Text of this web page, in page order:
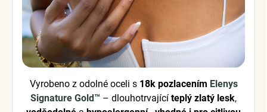
Vyrobeno z odolné oceli s 18k pozlacením Elenys
Signature Gold™ – dlouhotrvající teplý zlatý lesk,